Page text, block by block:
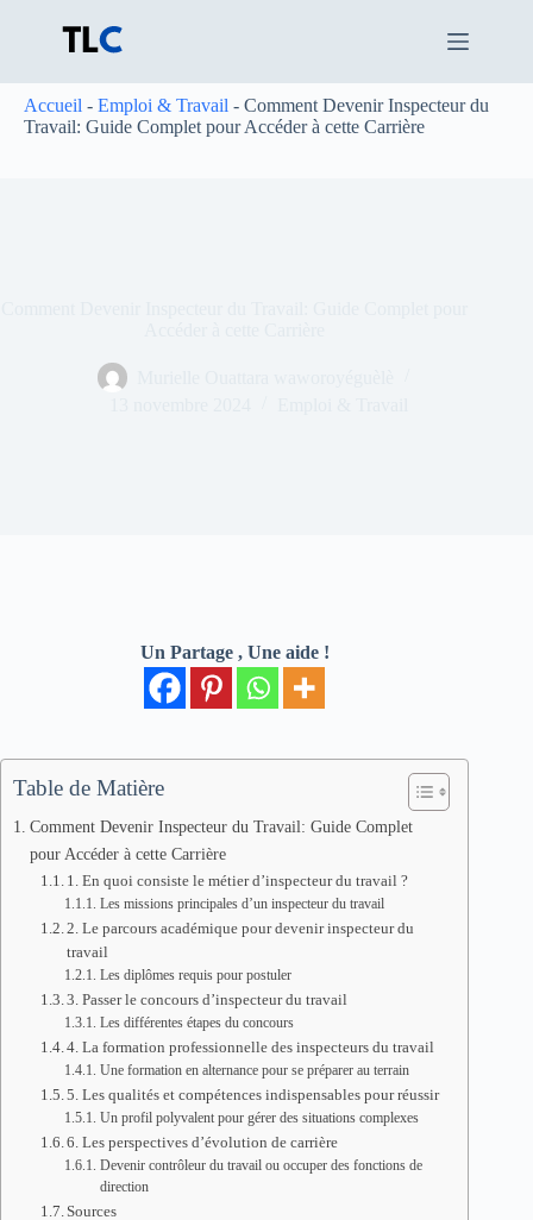
Accueil - Emploi & Travail - Comment Devenir Inspecteur du
Travail: Guide Complet pour Accéder à cette Carrière
Un Partage , Une aide !
Table de Matière
Comment Devenir Inspecteur du Travail: Guide Complet
pour Accéder à cette Carrière
1. En quoi consiste le métier d’inspecteur du travail ?
Les missions principales d’un inspecteur du travail
2. Le parcours académique pour devenir inspecteur du
travail
Les diplômes requis pour postuler
3. Passer le concours d’inspecteur du travail
Les différentes étapes du concours
4. La formation professionnelle des inspecteurs du travail
Une formation en alternance pour se préparer au terrain
5. Les qualités et compétences indispensables pour réussir
Un profil polyvalent pour gérer des situations complexes
6. Les perspectives d’évolution de carrière
Devenir contrôleur du travail ou occuper des fonctions de
direction
Sources